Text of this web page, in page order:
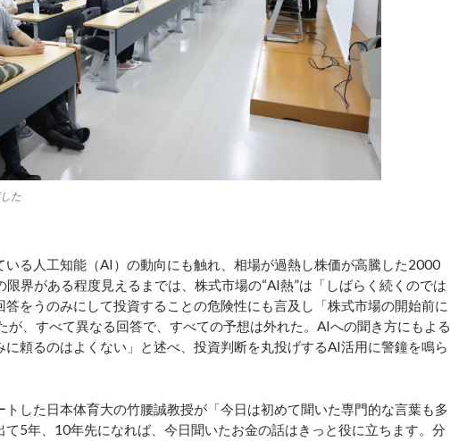
た
る人工知能（AI）の動向にも触れ、相場が過熱し株価が高騰した2000
界がある程度見えるまでは、株式市場の“AI熱”は「しばらく続くのでは
をうのみにして投資することの危険性にも言及し「株式市場の開始前に
、すべて異なる回答で、すべての予想は外れた。AIへの聞き方にもよる
頼るのはよくない」と述べ、投資判断を丸投げするAI活用に警鐘を鳴ら
した日本体育大の竹腰誠教授が「今日は初めて聞いた専門的な言葉も多
5年、10年先になれば、今日聞いたお金の話はきっと役に立ちます。分